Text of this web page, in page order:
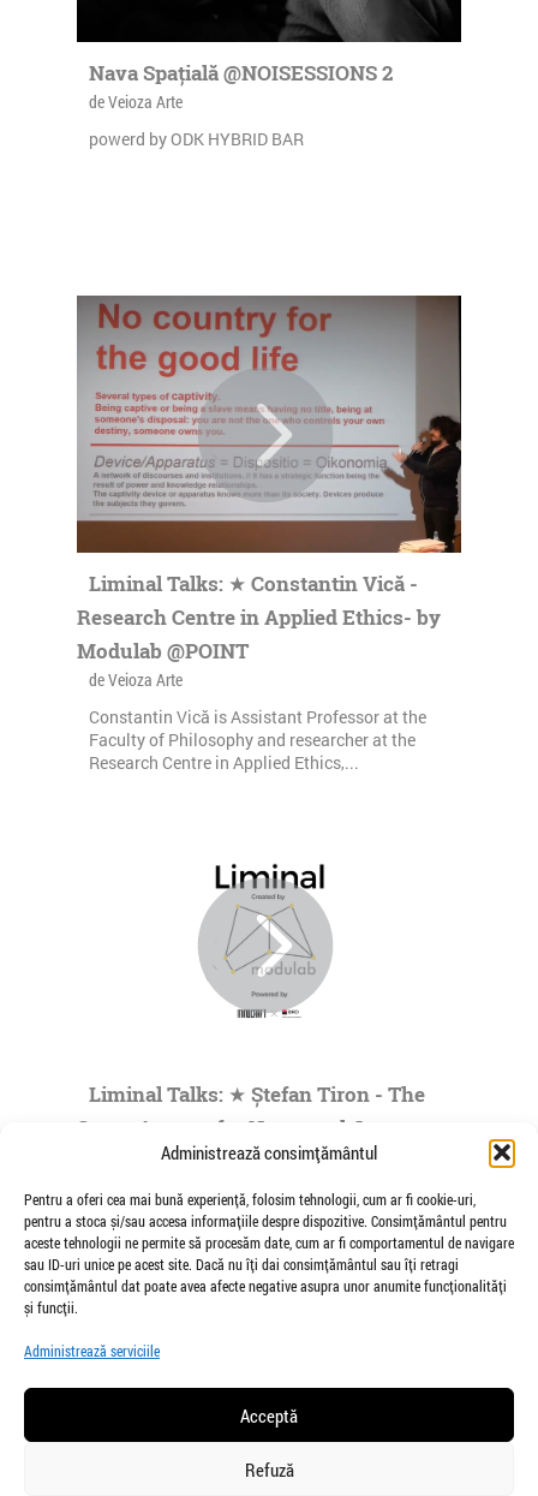
Administrează consimțământul
Pentru a oferi cea mai bună experiență, folosim tehnologii, cum ar fi cookie-uri,
pentru a stoca și/sau accesa informațiile despre dispozitive. Consimțământul pentru
aceste tehnologii ne permite să procesăm date, cum ar fi comportamentul de navigare
sau ID-uri unice pe acest site. Dacă nu îți dai consimțământul sau îți retragi
consimțământul dat poate avea afecte negative asupra unor anumite funcționalități
și funcții.
Administrează serviciile
Acceptă
Refuză
Nava Spațială @NOISESSIONS 2
de Veioza Arte
powerd by ODK HYBRID BAR
Liminal Talks: ★ Constantin Vică -
Research Centre in Applied Ethics- by
Modulab @POINT
de Veioza Arte
Constantin Vică is Assistant Professor at the
Faculty of Philosophy and researcher at the
Research Centre in Applied Ethics,...
Liminal Talks: ★ Ștefan Tiron - The
Space Agency for Nocturnal Journeys
to the Origins of the Universe- by
Modulab @POINT
de Veioza Arte
Stefan Tiron is an artist living and working
between Bucharest and Berlin. He is the founder